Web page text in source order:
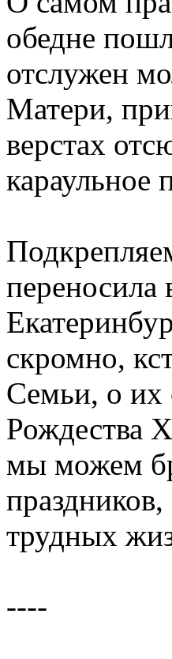
обедне
отслужен
Матери,
верстах
караульное
переносила
скромно,
Семьи, о их
Рождества
мы можем
трудных
----